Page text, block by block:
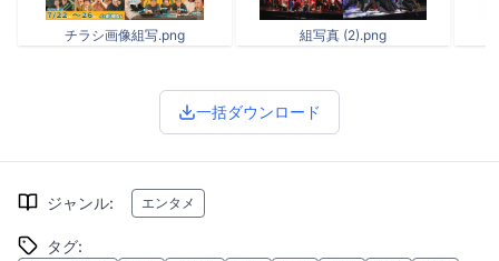
チラシ画像組写.png 組写真 (2).png
一括ダウンロード
ジャンル: エンタメ
タグ: